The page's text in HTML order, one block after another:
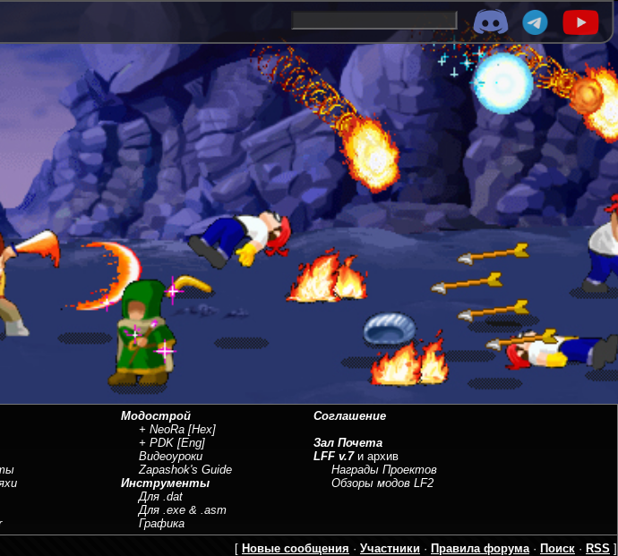
Модострой
+ NeoRa [Hex]
+ PDK [Eng]
Видеоуроки
Zapashok's Guide
Инструменты
Для .dat
Для .exe & .asm
Графика
Соглашение
Зал Почета
LFF v.7и архив
Награды Проектов
Обзоры модов LF2
[ Новые сообщения · Участники · Правила форума· Поиск · RSS ]